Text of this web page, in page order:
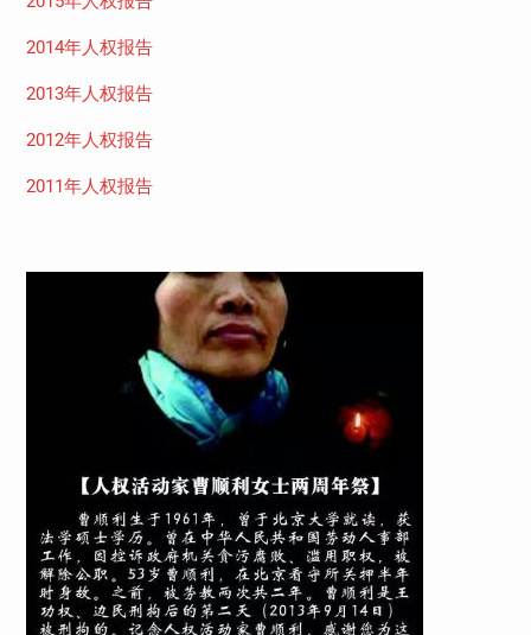
2014年人权报告
2013年人权报告
2012年人权报告
2011年人权报告